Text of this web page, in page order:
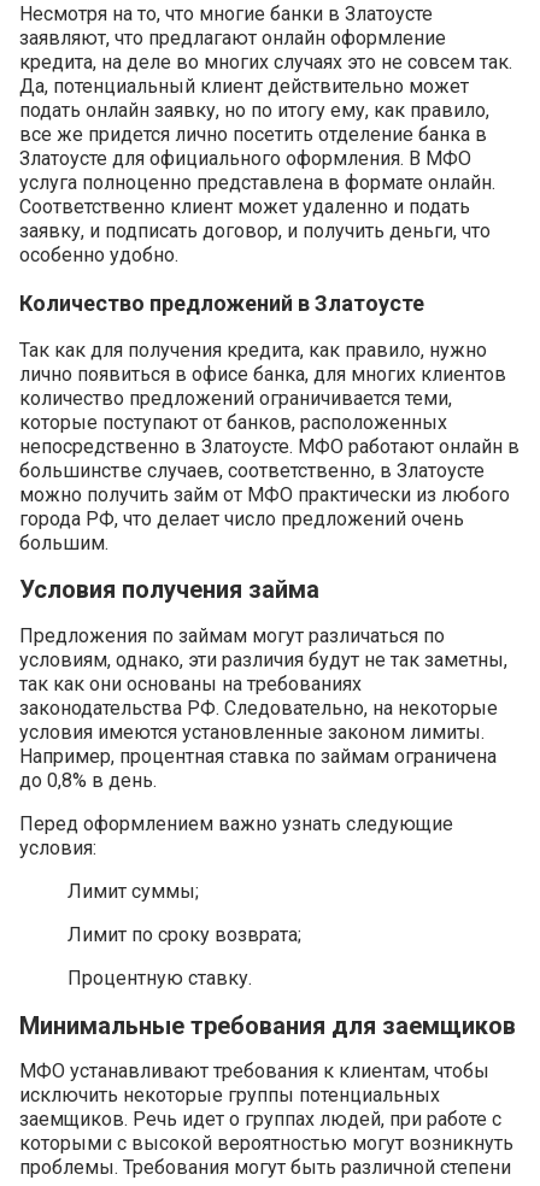
Несмотря на то, что многие банки в Златоусте
заявляют, что предлагают онлайн оформление
кредита, на деле во многих случаях это не совсем так.
Да, потенциальный клиент действительно может
подать онлайн заявку, но по итогу ему, как правило,
все же придется лично посетить отделение банка в
Златоусте для официального оформления. В МФО
услуга полноценно представлена в формате онлайн.
Соответственно клиент может удаленно и подать
заявку, и подписать договор, и получить деньги, что
особенно удобно.
Количество предложений в Златоусте
Так как для получения кредита, как правило, нужно
лично появиться в офисе банка, для многих клиентов
количество предложений ограничивается теми,
которые поступают от банков, расположенных
непосредственно в Златоусте. МФО работают онлайн в
большинстве случаев, соответственно, в Златоусте
можно получить займ от МФО практически из любого
города РФ, что делает число предложений очень
большим.
Условия получения займа
Предложения по займам могут различаться по
условиям, однако, эти различия будут не так заметны,
так как они основаны на требованиях
законодательства РФ. Следовательно, на некоторые
условия имеются установленные законом лимиты.
Например, процентная ставка по займам ограничена
до 0,8% в день.
Перед оформлением важно узнать следующие
условия:
Лимит суммы;
Лимит по сроку возврата;
Процентную ставку.
Минимальные требования для заемщиков
МФО устанавливают требования к клиентам, чтобы
исключить некоторые группы потенциальных
заемщиков. Речь идет о группах людей, при работе с
которыми с высокой вероятностью могут возникнуть
проблемы. Требования могут быть различной степени